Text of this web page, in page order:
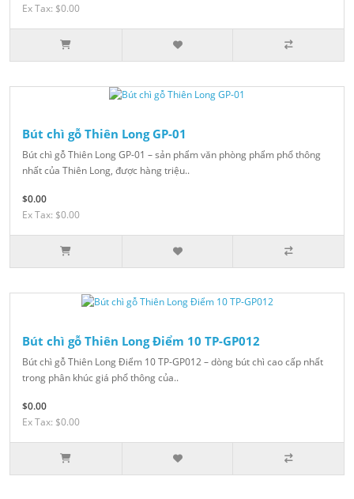
Ex Tax: $0.00
Bút chì gỗ Thiên Long GP-01
Bút chì gỗ Thiên Long GP-01 – sản phẩm văn phòng phẩm phổ thông
nhất của Thiên Long, được hàng triệu..
$0.00
Ex Tax: $0.00
Bút chì gỗ Thiên Long Điểm 10 TP-GP012
Bút chì gỗ Thiên Long Điểm 10 TP-GP012 – dòng bút chì cao cấp nhất
trong phân khúc giá phổ thông của..
$0.00
Ex Tax: $0.00